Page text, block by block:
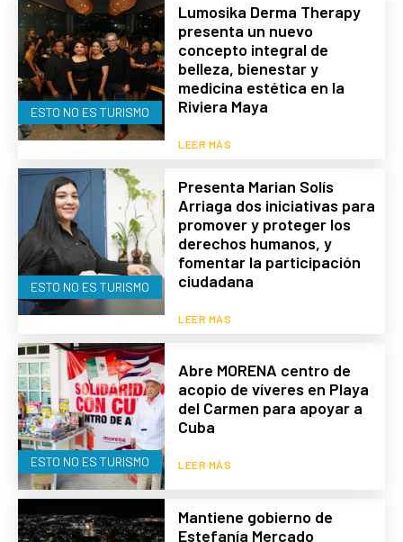
ESTO NO ES TURISMO
Lumosika Derma Therapy
presenta un nuevo
concepto integral de
belleza, bienestar y
medicina estética en la
Riviera Maya
LEER MÁS
ESTO NO ES TURISMO
Presenta Marian Solís
Arriaga dos iniciativas para
promover y proteger los
derechos humanos, y
fomentar la participación
ciudadana
LEER MÁS
ESTO NO ES TURISMO
Abre MORENA centro de
acopio de víveres en Playa
del Carmen para apoyar a
Cuba
LEER MÁS
Mantiene gobierno de
Estefanía Mercado